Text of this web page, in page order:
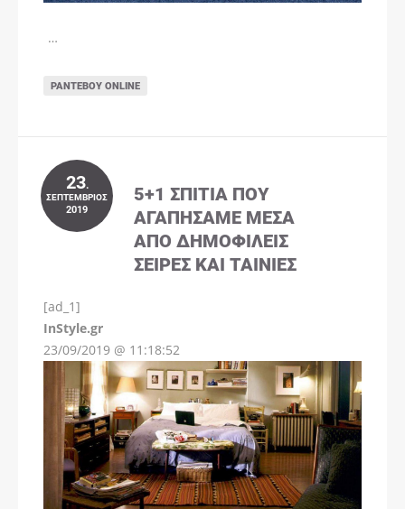
…
ΡΑΝΤΕΒΟΎ ONLINE
23.
ΣΕΠΤΈΜΒΡΙΟΣ
2019
5+1 ΣΠΊΤΙΑ ΠΟΥ
ΑΓΑΠΉΣΑΜΕ ΜΈΣΑ
ΑΠΌ ΔΗΜΟΦΙΛΕΊΣ
ΣΕΙΡΈΣ ΚΑΙ ΤΑΙΝΊΕΣ
[ad_1]
InStyle.gr
23/09/2019 @ 11:18:52